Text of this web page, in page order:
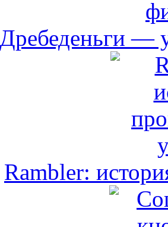
Дребеденьги —
Rambler: